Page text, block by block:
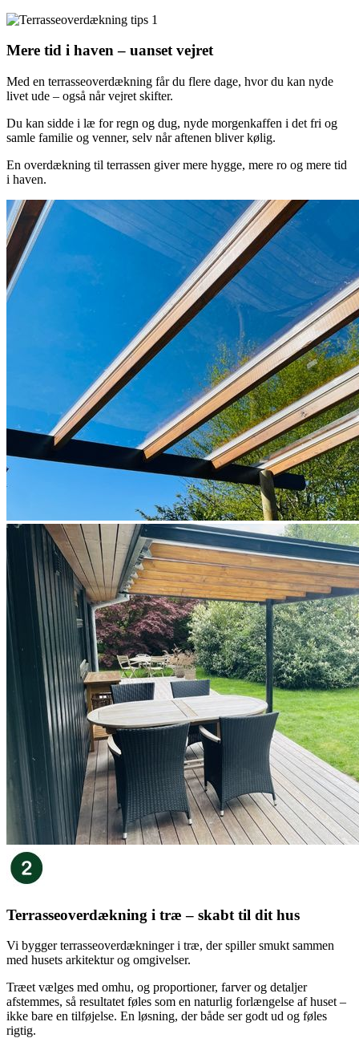
Mere tid i haven – uanset vejret
Med en terrasseoverdækning får du flere dage, hvor du kan nyde
livet ude – også når vejret skifter.
Du kan sidde i læ for regn og dug, nyde morgenkaffen i det fri og
samle familie og venner, selv når aftenen bliver kølig.
En overdækning til terrassen giver mere hygge, mere ro og mere tid
i haven.
Terrasseoverdækning i træ – skabt til dit hus
Vi bygger terrasseoverdækninger i træ, der spiller smukt sammen
med husets arkitektur og omgivelser.
Træet vælges med omhu, og proportioner, farver og detaljer
afstemmes, så resultatet føles som en naturlig forlængelse af huset –
ikke bare en tilføjelse. En løsning, der både ser godt ud og føles
rigtig.